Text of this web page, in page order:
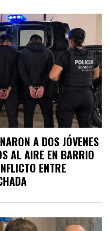
A DOS JÓVENES
AL AIRE EN BARRIO
ENTRE